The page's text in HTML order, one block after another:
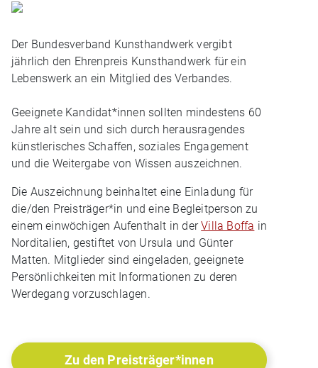
Der Bundesverband Kunsthandwerk vergibt
jährlich den Ehrenpreis Kunsthandwerk für ein
Lebenswerk an ein Mitglied des Verbandes.
Geeignete Kandidat*innen sollten mindestens 60
Jahre alt sein und sich durch herausragendes
künstlerisches Schaffen, soziales Engagement
und die Weitergabe von Wissen auszeichnen.
Die Auszeichnung beinhaltet eine Einladung für
die/den Preisträger*in und eine Begleitperson zu
einem einwöchigen Aufenthalt in derVilla Boffa in
Norditalien, gestiftet von Ursula und Günter
Matten. Mitglieder sind eingeladen, geeignete
Persönlichkeiten mit Informationen zu deren
Werdegang vorzuschlagen.
Zu den Preisträger*innen